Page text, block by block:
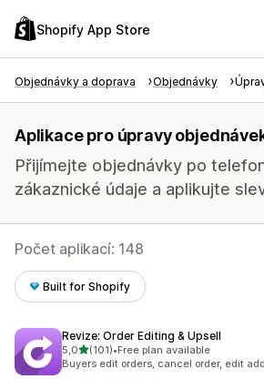
Shopify App Store
Objednávky a doprava Objednávky
Aplikace pro úpravy
Přijímejte objednávky po
zákaznické údaje a aplikujte
Počet aplikací: 148
Built for Shopify
Revize: Order Editing & Upsell
5,0z 5 hvězd
(101)
Celkový počet recenzí: 101
•Free plan available
Buyers edit orders, cancel order, edit